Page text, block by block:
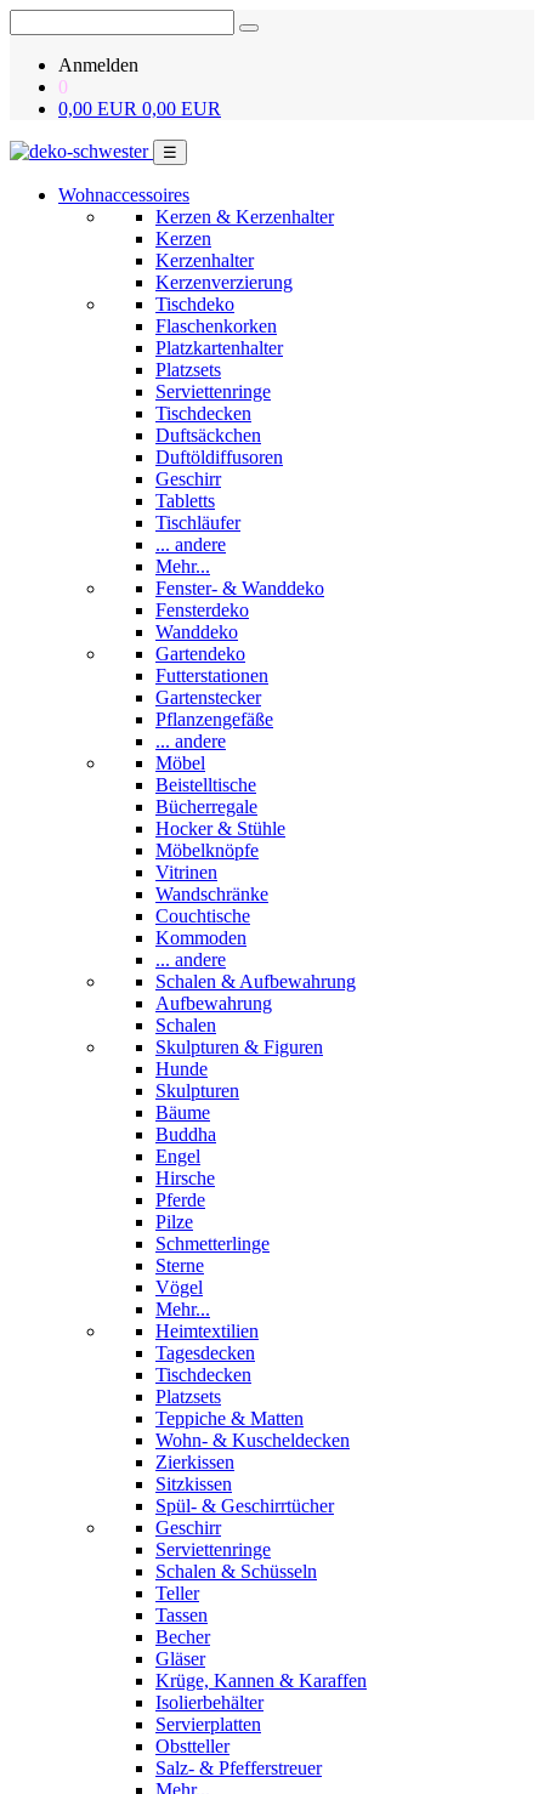
Anmelden
0
0,00 EUR 0,00 EUR
☰
Wohnaccessoires
Kerzen & Kerzenhalter
Kerzen
Kerzenhalter
Kerzenverzierung
Tischdeko
Flaschenkorken
Platzkartenhalter
Platzsets
Serviettenringe
Tischdecken
Duftsäckchen
Duftöldiffusoren
Geschirr
Tabletts
Tischläufer
... andere
Mehr...
Fenster- & Wanddeko
Fensterdeko
Wanddeko
Gartendeko
Futterstationen
Gartenstecker
Pflanzengefäße
... andere
Möbel
Beistelltische
Bücherregale
Hocker & Stühle
Möbelknöpfe
Vitrinen
Wandschränke
Couchtische
Kommoden
... andere
Schalen & Aufbewahrung
Aufbewahrung
Schalen
Skulpturen & Figuren
Hunde
Skulpturen
Bäume
Buddha
Engel
Hirsche
Pferde
Pilze
Schmetterlinge
Sterne
Vögel
Mehr...
Heimtextilien
Tagesdecken
Tischdecken
Platzsets
Teppiche & Matten
Wohn- & Kuscheldecken
Zierkissen
Sitzkissen
Spül- & Geschirrtücher
Geschirr
Serviettenringe
Schalen & Schüsseln
Teller
Tassen
Becher
Gläser
Krüge, Kannen & Karaffen
Isolierbehälter
Servierplatten
Obstteller
Salz- & Pfefferstreuer
Mehr...